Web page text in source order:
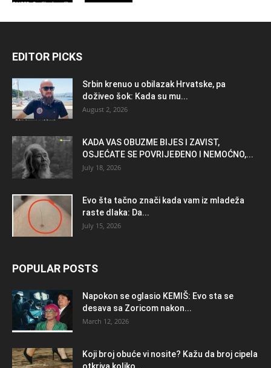
EDITOR PICKS
Srbin krenuo u obilazak Hrvatske, pa
doživeo šok: Kada su mu...
August 2, 2026
KADA VAS OBUZME BIJES I ZAVIST,
OSJEĆATE SE POVRIJEĐENO I NEMOĆNO,...
July 18, 2026
Evo šta tačno znači kada vam iz mladeža
raste dlaka: Da...
July 15, 2026
POPULAR POSTS
Napokon se oglasio KEMlŠ: Evo sta se
desava sa Zoricom nakon...
March 12, 2026
Koji broj obuće vi nosite? Kažu da broj cipela